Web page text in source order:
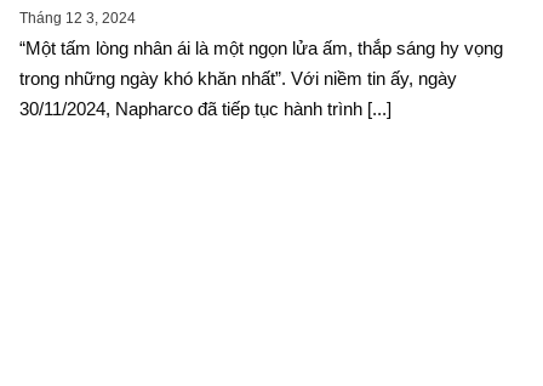
Tháng 12 3, 2024
“Một tấm lòng nhân ái là một ngọn lửa ấm, thắp sáng hy vọng
trong những ngày khó khăn nhất”. Với niềm tin ấy, ngày
30/11/2024, Napharco đã tiếp tục hành trình [...]